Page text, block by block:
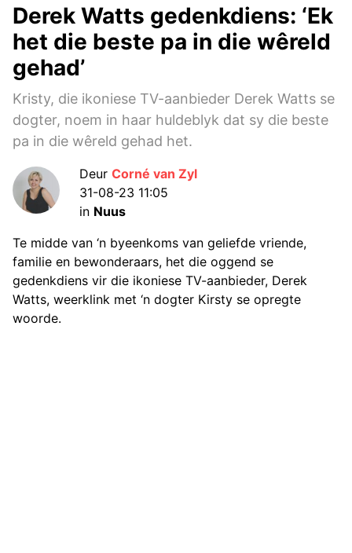
Derek Watts gedenkdiens: ‘Ek
het die beste pa in die wêreld
gehad’
Kristy, die ikoniese TV-aanbieder Derek Watts se
dogter, noem in haar huldeblyk dat sy die beste
pa in die wêreld gehad het.
Deur Corné van Zyl
31-08-23 11:05
in Nuus
Te midde van ‘n byeenkoms van geliefde vriende,
familie en bewonderaars, het die oggend se
gedenkdiens vir die ikoniese TV-aanbieder, Derek
Watts, weerklink met ‘n dogter Kirsty se opregte
woorde.